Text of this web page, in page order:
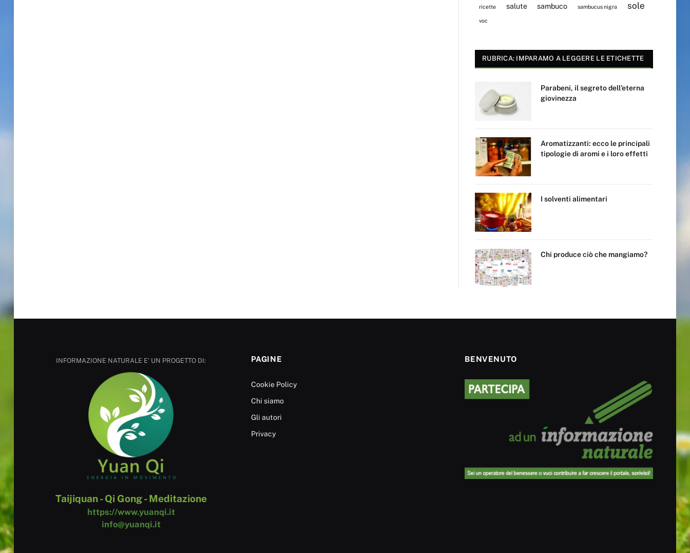
ricette salute sambuco sambucus nigra sole
voc
RUBRICA: IMPARAMO A LEGGERE LE ETICHETTE
Parabeni, il segreto dell’eterna
giovinezza
Aromatizzanti: ecco le principali
tipologie di aromi e i loro effetti
I solventi alimentari
Chi produce ciò che mangiamo?
INFORMAZIONE NATURALE E' UN PROGETTO DI:
Taijiquan - Qi Gong - Meditazione
https://www.yuanqi.it
info@yuanqi.it
PAGINE
Cookie Policy
Chi siamo
Gli autori
Privacy
BENVENUTO